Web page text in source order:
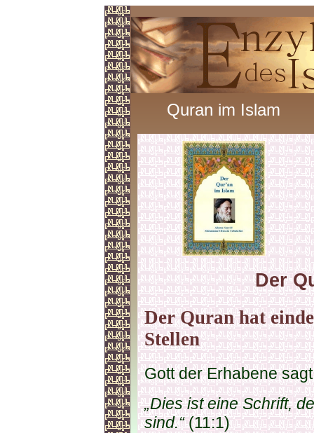
Quran im Islam
Der
Der Quran hat
Stellen
Gott der Erhabene
„Dies ist eine Schrift,
sind.“(11:1)